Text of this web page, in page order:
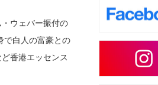
ウェバー振付の
で白人の富豪との
香港エッセンス